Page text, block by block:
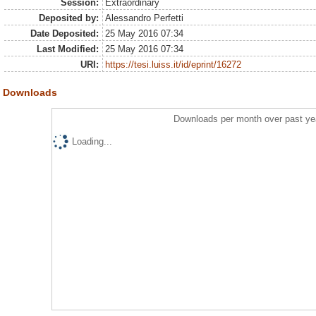
Session:
Extraordinary
Deposited by:
Alessandro Perfetti
Date Deposited:
25 May 2016 07:34
Last Modified:
25 May 2016 07:34
URI:
https://tesi.luiss.it/id/eprint/16272
Downloads
Downloads per month over past
Loading...